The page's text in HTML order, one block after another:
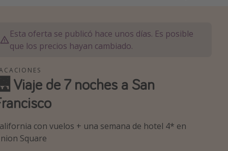
destinos
Esta oferta se publicó hace unos días. Es posible
que los precios hayan cambiado.
Viaje de 7 noches a San
con vuelos + una semana de hotel 4* en
Square